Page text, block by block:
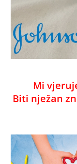
Mi
Biti nježan